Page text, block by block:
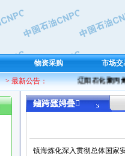
物资采购 市场交
> 最新公告： 辽阳石化聚丙烯
鏀跨瓥娉曡
镇海炼化深入贯彻总体国家